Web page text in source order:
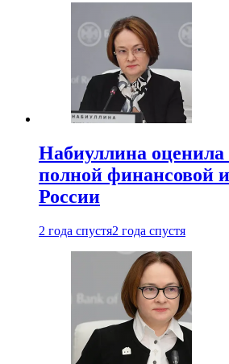
Набиуллина оценила
полной финансовой
России
2 года спустя2 года спустя